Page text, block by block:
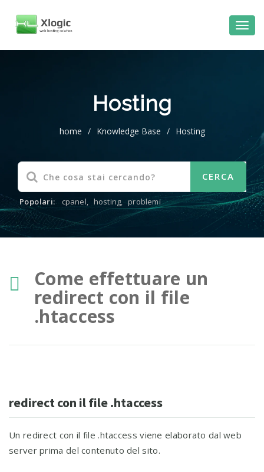
contenuto
Hosting
home / Knowledge Base / Hosting
Popolari: cpanel, hosting, problemi
Come effettuare un
redirect con il file
.htaccess
redirect con il file .htaccess
Un redirect con il file .htaccess viene elaborato dal web
server prima del contenuto del sito.